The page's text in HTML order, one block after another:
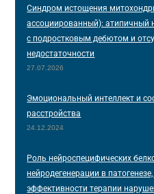
Синдром истощения
ассоциированный): атипичный
с подростковым дебютом и
недостаточности
27.07.2026
Эмоциональный интеллект и
расстройства
24.12.2024
Роль нейроспецифических
нейродегенерации в
эффективности терапии